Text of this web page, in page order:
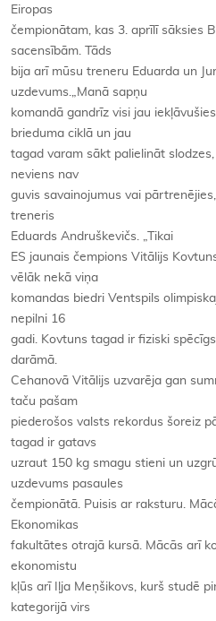
Eiropas
čempionātam, kas 3. aprīlī sāksies
sacensībām. Tāds
bija arī mūsu treneru Eduarda un
uzdevums.„Manā sapņu
komandā gandrīz visi jau
brieduma ciklā un jau
tagad varam sākt palielināt
neviens nav
guvis savainojumus vai
treneris
Eduards Andruškevičs. „Tikai
ES jaunais čempions Vitālijs
vēlāk nekā viņa
komandas biedri Ventspils
nepilni 16
gadi. Kovtuns tagad ir fiziski
darāmā.
Cehanovā Vitālijs uzvarēja gan
taču pašam
piederošos valsts rekordus šoreiz
tagad ir gatavs
uzraut 150 kg smagu stieni un
uzdevums pasaules
čempionātā. Puisis ar raksturu.
Ekonomikas
fakultātes otrajā kursā. Mācās arī
ekonomistu
kļūs arī Iļja Meņšikovs, kurš studē
kategorijā virs